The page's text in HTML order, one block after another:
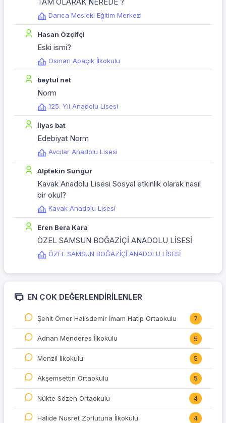
Darıca Mesleki Eğitim Merkezi
Hasan Özçifçi
Eski ismi?
Osman Apaçık İlkokulu
beytul net
Norm
125. Yıl Anadolu Lisesi
İlyas bat
Edebiyat Norm
Avcılar Anadolu Lisesi
Alptekin Sungur
Kavak Anadolu Lisesi Sosyal etkinlik olarak nasıl
bir okul?
Kavak Anadolu Lisesi
Eren Bera Kara
ÖZEL SAMSUN BOĞAZİÇİ ANADOLU LİSESİ
ÖZEL SAMSUN BOĞAZİÇİ ANADOLU LİSESİ
EN ÇOK DEĞERLENDIRILENLER
Şehit Ömer Halisdemir İmam Hatip Ortaokulu 7
Adnan Menderes İlkokulu 5
Menzil İlkokulu 5
Akşemsettin Ortaokulu 5
Nükte Sözen Ortaokulu 4
Halide Nusret Zorlutuna İlkokulu 4